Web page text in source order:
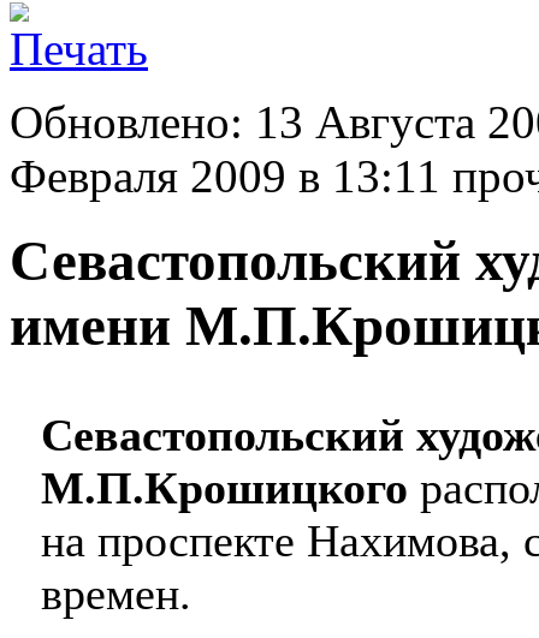
Обновлено: 13 Августа
Февраля 2009 в 13:11
Севастопольский
имени
Севастопольский
М.П.Крошицкого
на проспекте Нахимова,
времен.